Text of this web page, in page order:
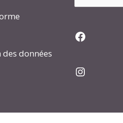
données
Facebook
Instagram